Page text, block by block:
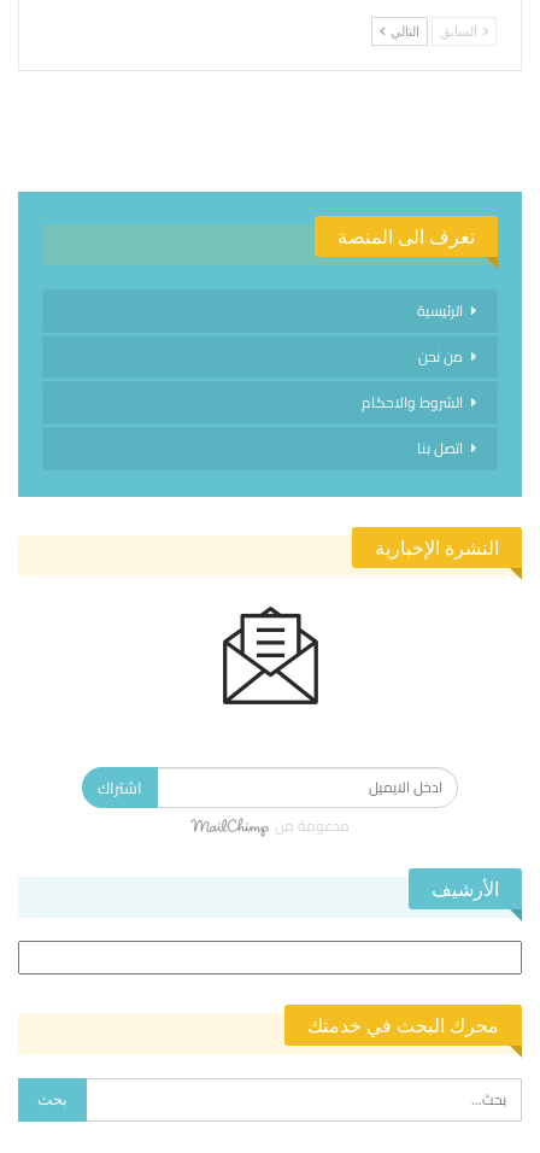
السابق التالي
تعرف الى المنصة
الرئيسية
من نحن
الشروط والاحكام
اتصل بنا
النشرة الإخبارية
اشتراك
مدعومة من
الأرشيف
محرك البحث في خدمتك